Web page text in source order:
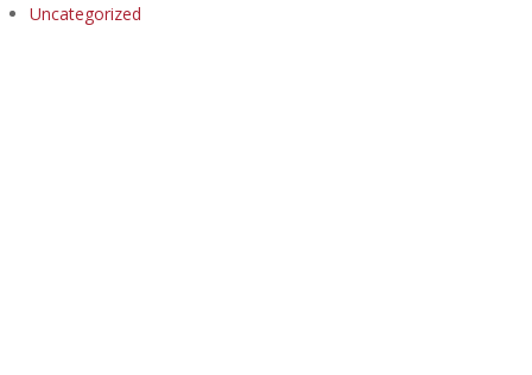
Uncategorized